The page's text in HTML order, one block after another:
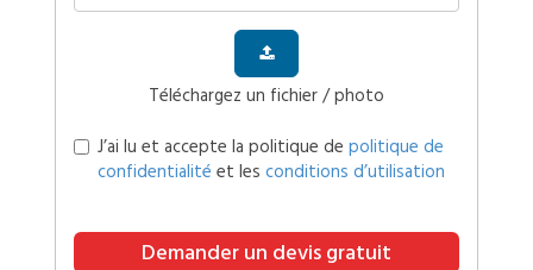
Téléchargez un fichier / photo
J’ai lu et accepte la politique de politique de
confidentialité et les conditions d’utilisation
Demander un devis gratuit